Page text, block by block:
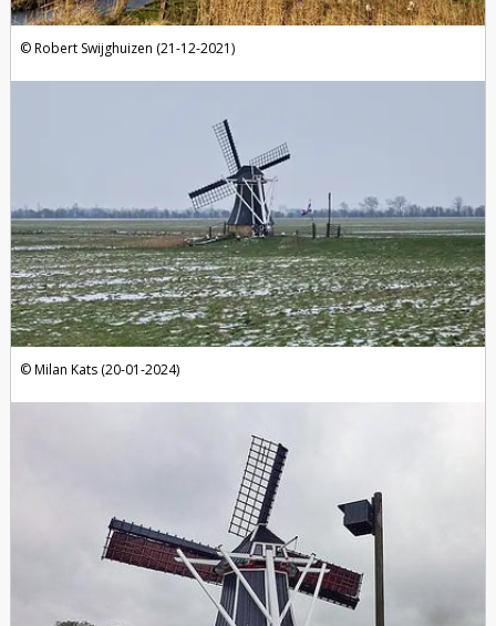
Robert Swijghuizen (21-12-2021)
Milan Kats (20-01-2024)